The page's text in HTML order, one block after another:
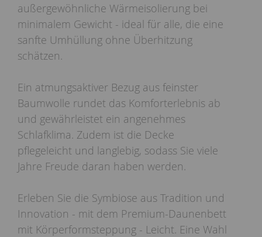
außergewöhnliche Wärmeisolierung bei
minimalem Gewicht - ideal für alle, die eine
sanfte Umhüllung ohne Überhitzung
schätzen.
Ein atmungsaktiver Bezug aus feinster
Baumwolle rundet das Komforterlebnis ab
und gewährleistet ein angenehmes
Schlafklima. Zudem ist die Decke
pflegeleicht und langlebig, sodass Sie viele
Jahre Freude daran haben werden.
Erleben Sie die Symbiose aus Tradition und
Innovation - mit dem Premium-Daunenbett
mit Körperformsteppung - Leicht. Eine Wahl